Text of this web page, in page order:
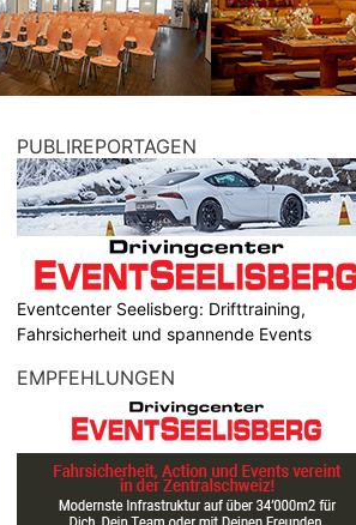
PUBLIREPORTAGEN
Eventcenter Seelisberg: Drifttraining,
Fahrsicherheit und spannende Events
EMPFEHLUNGEN